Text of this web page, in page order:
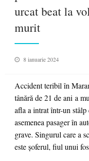
urcat beat la
murit
Posted
8 ianuarie 2024
Accident teribil în
tânără de 21 de ani a
afla a intrat într-un
asemenea pasager în
grave. Singurul care a
este şoferul, fiul unui